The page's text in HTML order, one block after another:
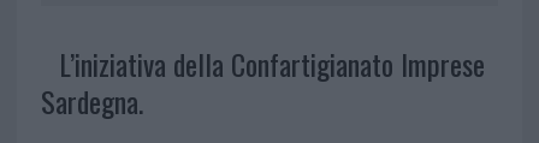
L’iniziativa della Confartigianato Imprese
Sardegna.